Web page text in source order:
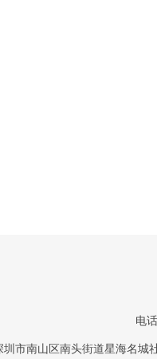
电
圳市南山区南头街道星海名城